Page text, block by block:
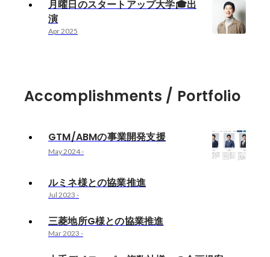
月曜日のスタートアップ大学🎓出
演
Apr 2025
Accomplishments / Portfolio
GTM/ABMの事業開発支援
May 2024-
ルミネ様との協業推進
Jul 2023 -
三菱地所G様との協業推進
Mar 2023 -